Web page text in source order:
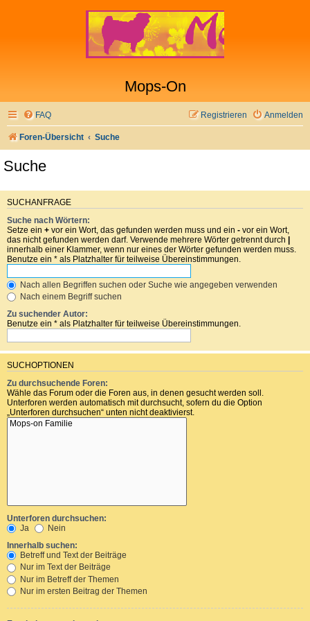
Mops-On
FAQ Anmelden
Registrieren
Foren-Übersicht Suche
Suche
SUCHANFRAGE
Suche nach Wörtern:
Setze ein + vor ein Wort, das gefunden werden muss und ein - vor ein Wort,
das nicht gefunden werden darf. Verwende mehrere Wörter getrennt durch |
innerhalb einer Klammer, wenn nur eines der Wörter gefunden werden muss.
Benutze ein * als Platzhalter für teilweise Übereinstimmungen.
Nach allen Begriffen suchen oder Suche wie angegeben verwenden
Nach einem Begriff suchen
Zu suchender Autor:
Benutze ein * als Platzhalter für teilweise Übereinstimmungen.
SUCHOPTIONEN
Zu durchsuchende Foren:
Wähle das Forum oder die Foren aus, in denen gesucht werden soll.
Unterforen werden automatisch mit durchsucht, sofern du die Option
„Unterforen durchsuchen“ unten nicht deaktivierst.
Unterforen durchsuchen:
Ja
Nein
Innerhalb suchen:
Betreff und Text der Beiträge
Nur im Text der Beiträge
Nur im Betreff der Themen
Nur im ersten Beitrag der Themen